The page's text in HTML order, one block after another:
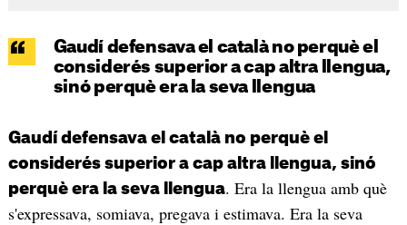
Gaudí defensava el català no perquè el
considerés superior a cap altra llengua,
sinó perquè era la seva llengua
Gaudí defensava el català no perquè el
considerés superior a cap altra llengua, sinó
perquè era la seva llengua. Era la llengua amb què
s'expressava, somiava, pregava i estimava. Era la seva